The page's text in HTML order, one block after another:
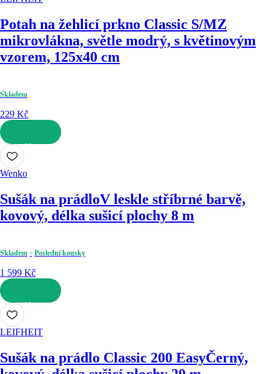
Potah na žehlicí prkno Classic S/MZ
mikrovlákna, světle modrý, s květinovým
vzorem, 125x40 cm
Skladem
229 Kč
DO KOŠÍKU
Wenko
Sušák na prádloV leskle stříbrné barvě,
kovový, délka sušicí plochy 8 m
Skladem Poslední kousky
1 599 Kč
DO KOŠÍKU
LEIFHEIT
Sušák na prádlo Classic 200 EasyČerný,